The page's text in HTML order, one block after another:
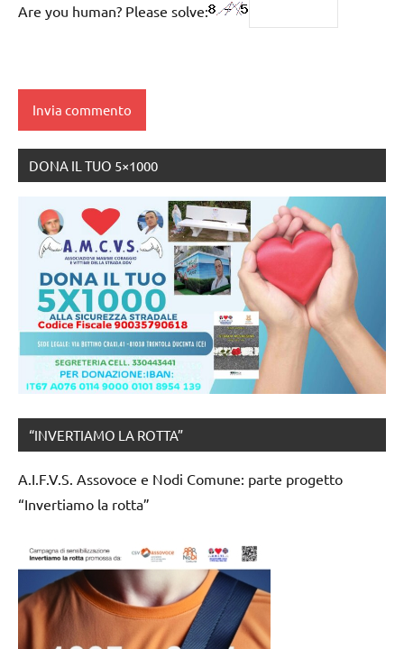
Are you human? Please solve:
DONA IL TUO 5×1000
“INVERTIAMO LA ROTTA”
A.I.F.V.S. Assovoce e Nodi Comune: parte progetto
“Invertiamo la rotta”